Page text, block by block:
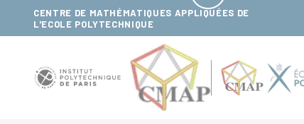
CENTRE DE MATHÉMATIQUES APPLIQUÉES DE
L'ECOLE POLYTECHNIQUE
Cookies management panel